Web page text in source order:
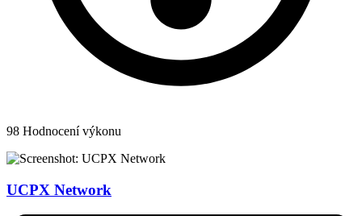
98 Hodnocení výkonu
UCPX Network